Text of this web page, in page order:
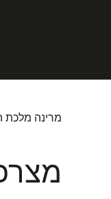
מרינה מלכת